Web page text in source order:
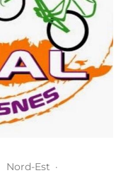
Nord-Est ·